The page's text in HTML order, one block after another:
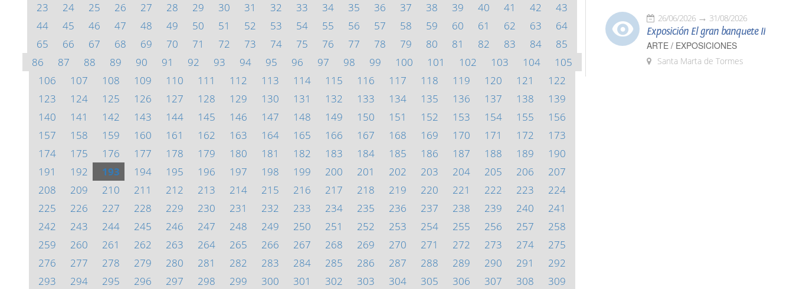
23
24 25 26 27 28 29 30 31 32 33 34 35 36 37 38 39 40 41 42
43
44
45 46 47 48 49 50 51 52 53 54 55 56 57 58 59 60 61 62 63
64
65
66 67 68 69 70 71 72 73 74 75 76 77 78 79 80 81 82 83 84
85
86
87 88 89 90 91 92 93 94 95 96 97 98 99 100 101 102 103 104
105
106
107 108 109 110 111 112 113 114 115 116 117 118 119 120 121
122
123
124 125 126 127 128 129 130 131 132 133 134 135 136 137 138
139
140
141 142 143 144 145 146 147 148 149 150 151 152 153 154 155
156
157
158 159 160 161 162 163 164 165 166 167 168 169 170 171 172
173
174
175 176 177 178 179 180 181 182 183 184 185 186 187 188 189
190
191
192 193 194 195 196 197 198 199 200 201 202 203 204 205 206
207
208
209 210 211 212 213 214 215 216 217 218 219 220 221 222 223
224
225
226 227 228 229 230 231 232 233 234 235 236 237 238 239 240
241
242
243 244 245 246 247 248 249 250 251 252 253 254 255 256 257
258
259
260 261 262 263 264 265 266 267 268 269 270 271 272 273 274
275
276
277 278 279 280 281 282 283 284 285 286 287 288 289 290 291
292
293
294 295 296 297 298 299 300 301 302 303 304 305 306 307 308 309
26/06/2026 31/08/2026
Exposición El gran banquete II
ARTE / EXPOSICIONES
Santa Marta de Tormes